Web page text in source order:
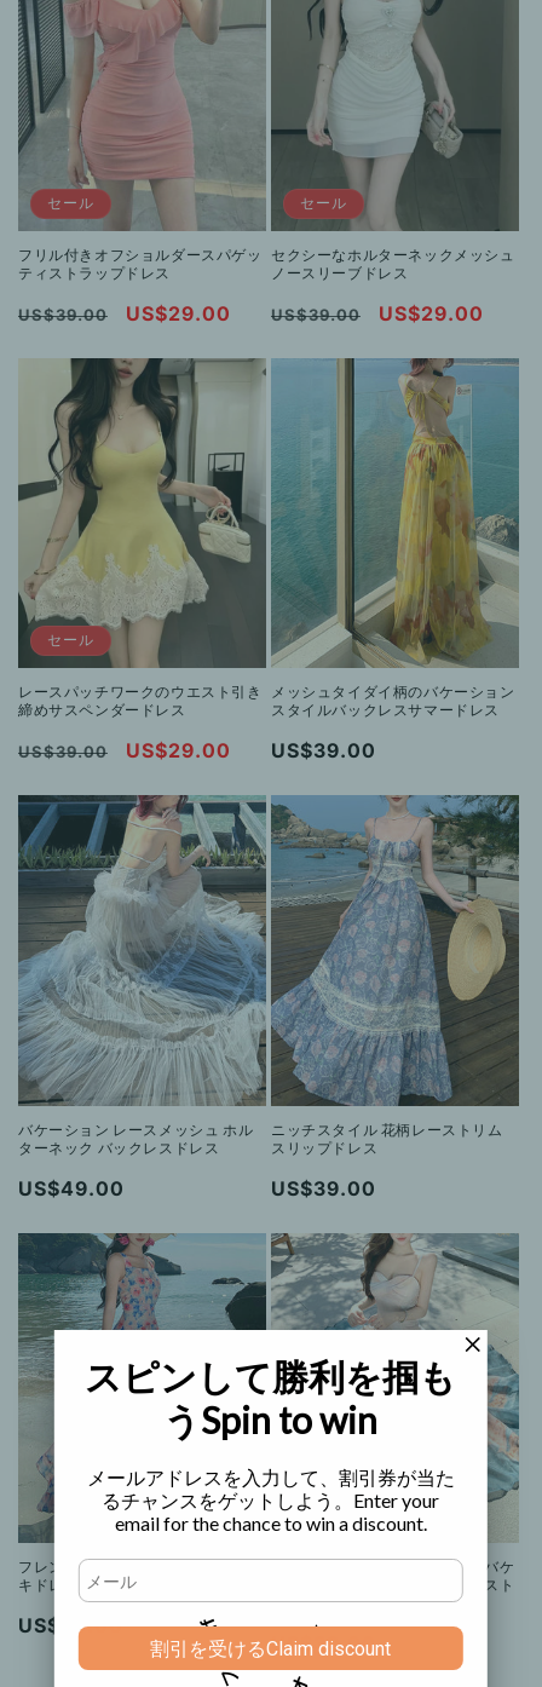
セール
フリル付きオフショルダースパゲッ
ティストラップドレス
通
US$39.00
セ
ル
価
US$29.00
セール
セクシーなホルターネックメッシュ
ノースリーブドレス
通
US$39.00
セ
ル
US$29.00
セール
レースパッチワークのウエスト引き
締めサスペンダードレス
通
価
格
US$39.00
セ
ル
格
US$29.00
メッシュタイダイ柄のバケーション
スタイルバックレスサマードレス
通
価
格
US$39.00
バケーション レースメッシュ ホル
ターネック バックレスドレス
通
価
格
US$49.00
ニッチスタイル 花柄レーストリム
スリップドレス
通
価
格
US$39.00
フレンチスタイルのフローラルケー
キドレス
通
US$39.00
フレンチスタイルのタイダイ柄バケ
ーションプリントスパゲッティスト
ラップドレス
通
常
US$39.00
5% off
10
%
o
ff
スピンして勝利を掴も
う Spin to win
メールアドレスを入力して、割引券が当た
るチャンスをゲットしよう。 Enter your
email for the chance to win a discount.
割引を受けるClaim discount